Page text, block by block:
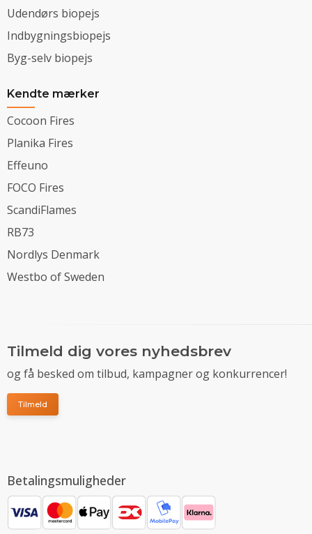
Udendørs biopejs
Indbygningsbiopejs
Byg-selv biopejs
Kendte mærker
Cocoon Fires
Planika Fires
Effeuno
FOCO Fires
ScandiFlames
RB73
Nordlys Denmark
Westbo of Sweden
Tilmeld dig vores nyhedsbrev
og få besked om tilbud, kampagner og konkurrencer!
Tilmeld
Betalingsmuligheder